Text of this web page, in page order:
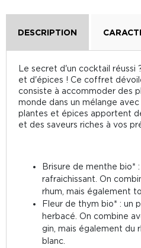
DESCRIPTION
Le secret d'un cocktail réussi
et d'épices ! Ce coffret
consiste à accommoder des
monde dans un mélange avec
plantes et épices apportent
et des saveurs riches à vos
Brisure de menthe bio*
rafraichissant. On
rhum, mais également
Fleur de thym bio* : un
herbacé. On combine
gin, mais également du
blanc.